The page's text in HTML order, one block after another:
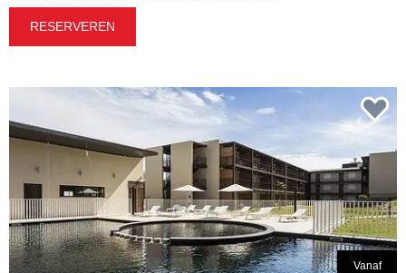
RESERVEREN
Vanaf